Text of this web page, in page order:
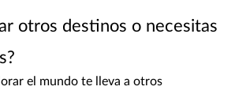
otros destinos o necesitas
el mundo te lleva a otros